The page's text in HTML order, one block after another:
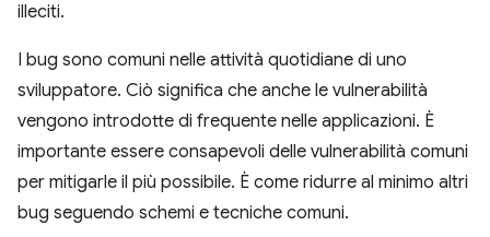
illeciti.
I bug sono comuni nelle attività quotidiane di uno
sviluppatore. Ciò significa che anche le vulnerabilità
vengono introdotte di frequente nelle applicazioni. È
importante essere consapevoli delle vulnerabilità comuni
per mitigarle il più possibile. È come ridurre al minimo altri
bug seguendo schemi e tecniche comuni.